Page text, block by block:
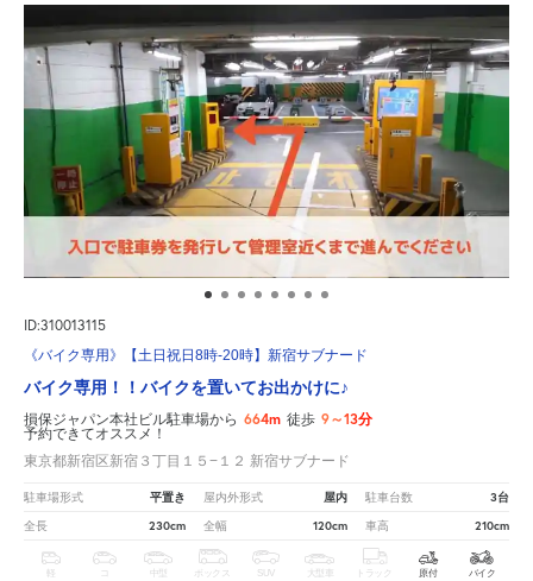
ID:310013115
《バイク専用》【土日祝日8時-20時】新宿サブナード
バイク専用！！バイクを置いてお出かけに♪
損保ジャパン本社ビル駐車場から 664m 徒歩 9～13分
予約できてオススメ！
東京都新宿区新宿３丁目１５−１２ 新宿サブナード
駐車場形式 平置き 屋内外形式 屋内 駐車台数 3台
全長 230cm 全幅 120cm 車高 210cm
軽 中型 ボックス SUV 大型車 トラック 原付 バイク